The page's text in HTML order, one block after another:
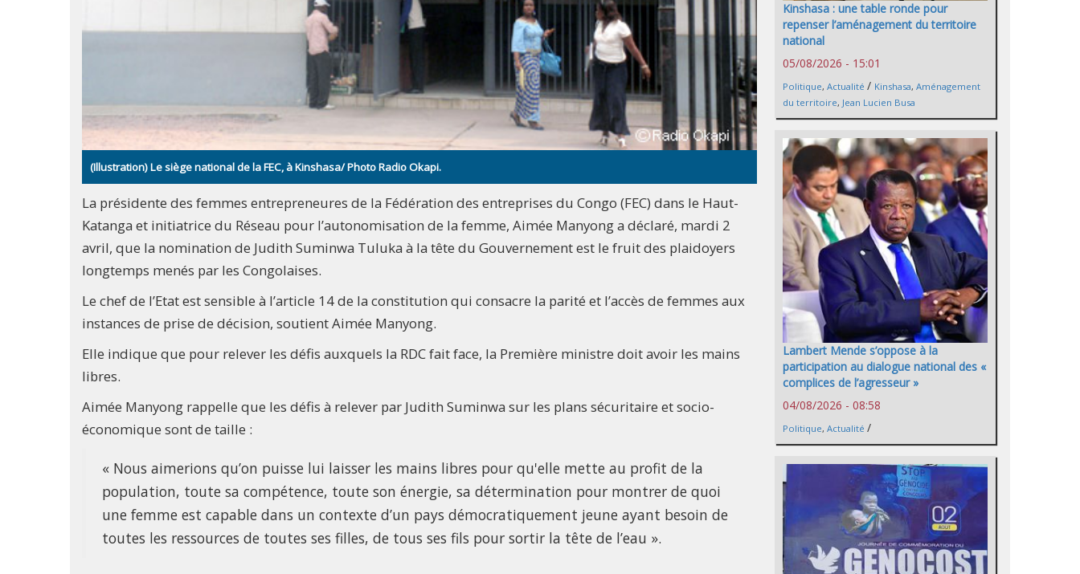
(Illustration) Le siège national de la FEC, à Kinshasa/ Photo Radio Okapi.
La présidente des femmes entrepreneures de la Fédération des entreprises du Congo (FEC) dans le Haut-
Katanga et initiatrice du Réseau pour l’autonomisation de la femme, Aimée Manyong a déclaré, mardi 2
avril, que la nomination de Judith Suminwa Tuluka à la tête du Gouvernement est le fruit des plaidoyers
longtemps menés par les Congolaises.
Le chef de l’Etat est sensible à l’article 14 de la constitution qui consacre la parité et l’accès de femmes aux
instances de prise de décision, soutient Aimée Manyong.
Elle indique que pour relever les défis auxquels la RDC fait face, la Première ministre doit avoir les mains
libres.
Aimée Manyong rappelle que les défis à relever par Judith Suminwa sur les plans sécuritaire et socio-
économique sont de taille :
« Nous aimerions qu’on puisse lui laisser les mains libres pour qu'elle mette au profit de la
population, toute sa compétence, toute son énergie, sa détermination pour montrer de quoi
une femme est capable dans un contexte d’un pays démocratiquement jeune ayant besoin de
toutes les ressources de toutes ses filles, de tous ses fils pour sortir la tête de l’eau ».
Kinshasa : une table ronde pour
repenser l’aménagement du territoire
national
05/08/2026 - 15:01
Politique, Actualité / Kinshasa, Aménagement
du territoire, Jean Lucien Busa
Lambert Mende s’oppose à la
participation au dialogue national des «
complices de l’agresseur »
04/08/2026 - 08:58
Politique, Actualité /